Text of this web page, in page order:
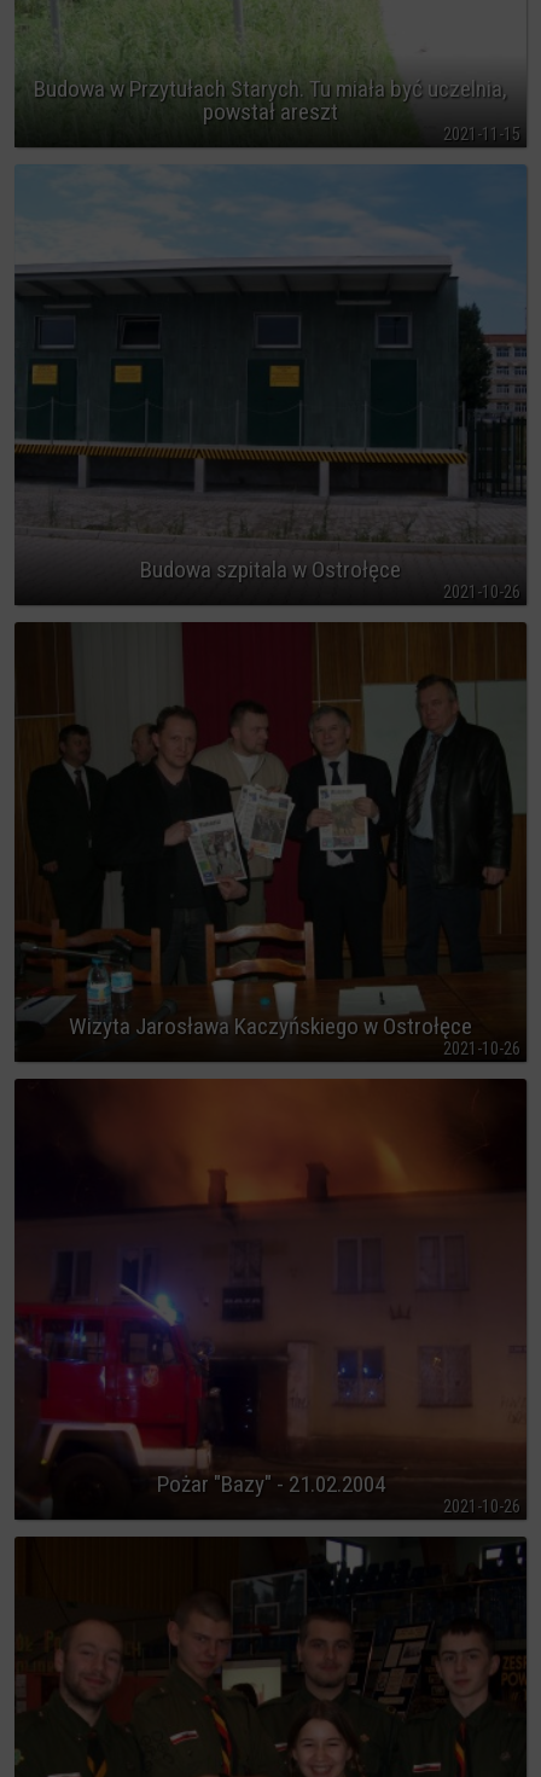
Budowa w Przytułach Starych. Tu miała być uczelnia,
powstał areszt
2021-11-15
Budowa szpitala w Ostrołęce
2021-10-26
Wizyta Jarosława Kaczyńskiego w Ostrołęce
2021-10-26
Pożar "Bazy" - 21.02.2004
2021-10-26